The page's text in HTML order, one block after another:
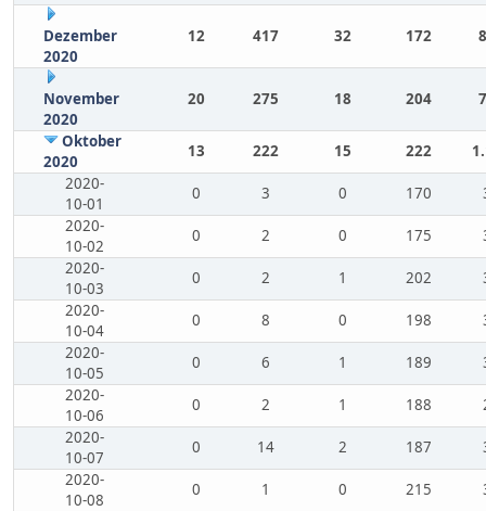
Dezember
2020
12 417 32 172
November
2020
20 275 18 204
Oktober
2020
13 222 15 222
2020-
10-01
0 3 0 170
2020-
10-02
0 2 0 175
2020-
10-03
0 2 1 202
2020-
10-04
0 8 0 198
2020-
10-05
0 6 1 189
2020-
10-06
0 2 1 188
2020-
10-07
0 14 2 187
2020-
10-08
0 1 0 215